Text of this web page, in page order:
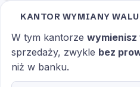
KANTOR WYMIANY
W tym kantorze
sprzedaży, zwykle bez
niż w banku.